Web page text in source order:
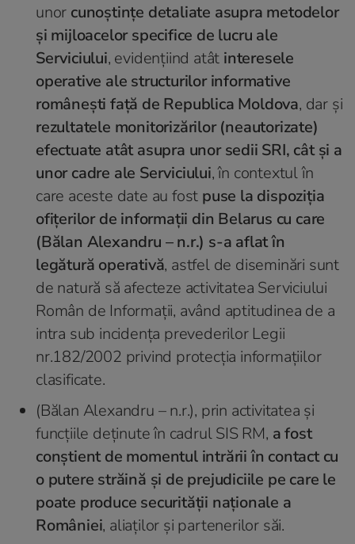
unor cunoștințe detaliate asupra metodelor
și mijloacelor specifice de lucru ale
Serviciului, evidențiind atât interesele
operative ale structurilor informative
românești față de Republica Moldova, dar și
rezultatele monitorizărilor (neautorizate)
efectuate atât asupra unor sedii SRI, cât și a
unor cadre ale Serviciului, în contextul în
care aceste date au fost puse la dispoziția
ofițerilor de informații din Belarus cu care
(Bălan Alexandru – n.r.) s-a aflat în
legătură operativă, astfel de diseminări sunt
de natură să afecteze activitatea Serviciului
Român de Informații, având aptitudinea de a
intra sub incidența prevederilor Legii
nr.182/2002 privind protecția informațiilor
clasificate.
(Bălan Alexandru – n.r.), prin activitatea și
funcțiile deținute în cadrul SIS RM, a fost
conștient de momentul intrării în contact cu
o putere străină și de prejudiciile pe care le
poate produce securității naționale a
României, aliaților și partenerilor săi.